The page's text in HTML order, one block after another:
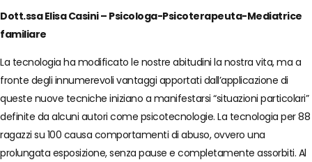
Dott.ssa Elisa Casini – Psicologa-Psicoterapeuta-Mediatrice
familiare
La tecnologia ha modificato le nostre abitudini la nostra vita, ma a
fronte degli innumerevoli vantaggi apportati dall’applicazione di
queste nuove tecniche iniziano a manifestarsi “situazioni particolari”
definite da alcuni autori come psicotecnologie. La tecnologia per 88
ragazzi su 100 causa comportamenti di abuso, ovvero una
prolungata esposizione, senza pause e completamente assorbiti. Al